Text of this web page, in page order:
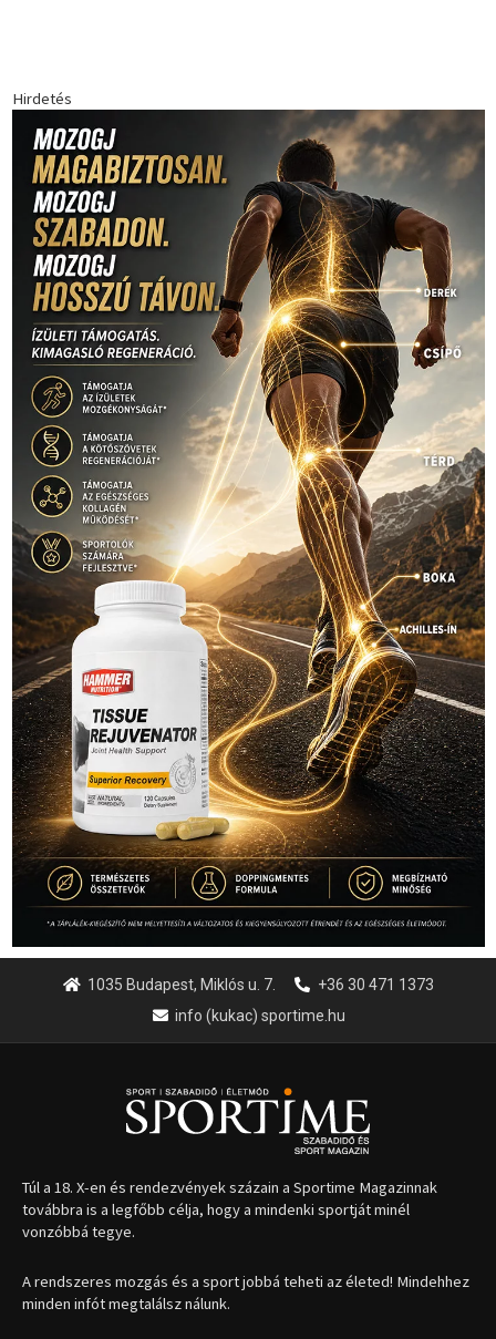
Hirdetés
1035 Budapest, Miklós u. 7.
+36 30 471 1373
info (kukac) sportime.hu
Túl a 18. X-en és rendezvények százain a Sportime Magazinnak
továbbra is a legfőbb célja, hogy a mindenki sportját minél
vonzóbbá tegye.
A rendszeres mozgás és a sport jobbá teheti az életed! Mindehhez
minden infót megtalálsz nálunk.